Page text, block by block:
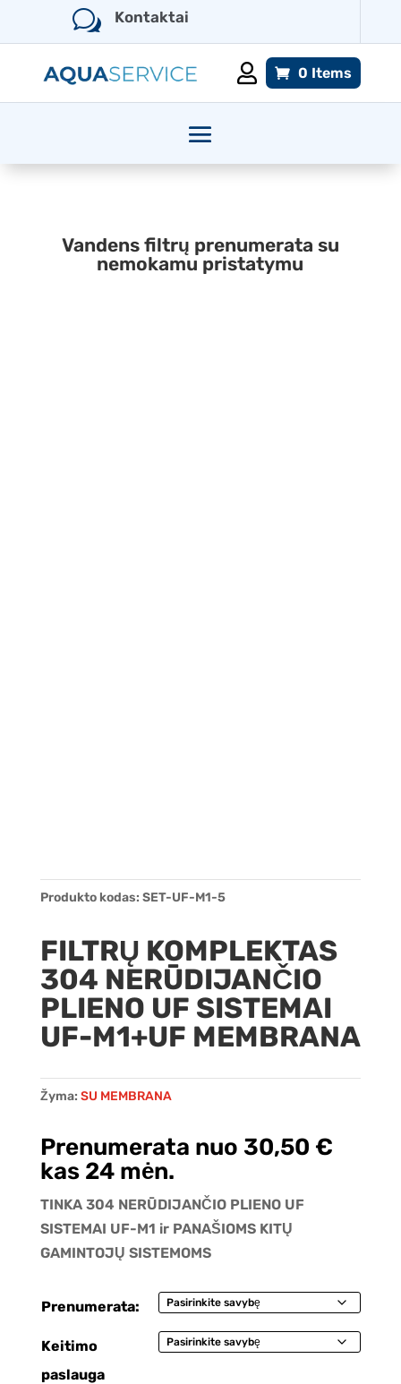
w Kontaktai
 0 Items
Vandens filtrų prenumerata su
nemokamu pristatymu
Produkto kodas: SET-UF-M1-5
FILTRŲ KOMPLEKTAS
304 NERŪDIJANČIO
PLIENO UF SISTEMAI
UF-M1+UF MEMBRANA
Žyma: SU MEMBRANA
Prenumerata nuo 30,50 €
kas 24 mėn.
TINKA 304 NERŪDIJANČIO PLIENO UF
SISTEMAI UF-M1 ir PANAŠIOMS KITŲ
GAMINTOJŲ SISTEMOMS
Prenumerata:
Keitimo
paslauga